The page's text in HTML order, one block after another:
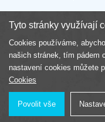
Součást
Tyto stránky využívají
Cookies používáme,
našich stránek, tím pádem
nastavení cookies můžete
Cookies
Povolit vše